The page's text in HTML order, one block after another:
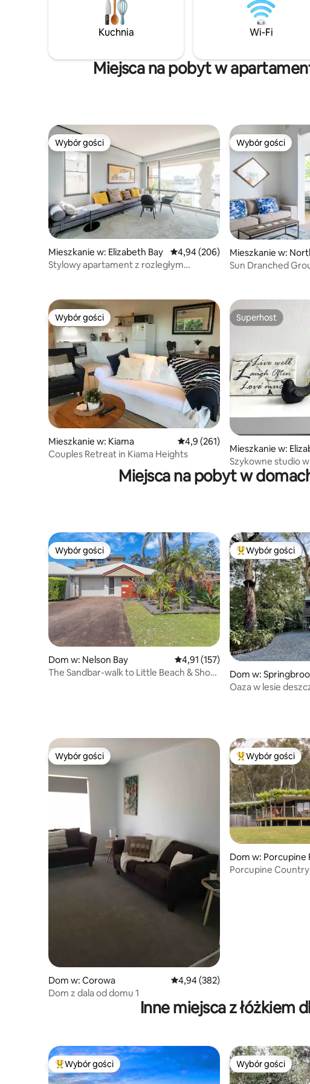
Kuchnia Wi-Fi
Miejsca na pobyt w
Wybór gości
Wybór gości
Mieszkanie w: Elizabeth Bay Średnia ocena: 4,94 na 5, liczba
4,94 (206)
Stylowy apartament z rozległym
Wybór gości
Wybór gości
Mieszkanie w:
Sun Dranched
Wybór gości
Wybór gości
Mieszkanie w: Kiama Średnia ocena: 4,9 na 5, liczba
4,9 (261)
Couples Retreat in Kiama Heights
Superhost
Superhost
Mieszkanie w:
Szykowne studio
klejnot w Sydney
Miejsca na pobyt w
Wybór gości
Wybór gości
Dom w: Nelson Bay Średnia ocena: 4,91 na 5, liczba
4,91 (157)
The Sandbar-walk to Little Beach & Shoal
Wybór gości
Dom w:
Oaza w lesie
Wybór gości
Wybór gości
Dom w: Corowa Średnia ocena: 4,94 na 5, liczba
4,94 (382)
Dom z dala od domu 1
Wybór gości
Dom w: Porcupine
Porcupine
Inne miejsca z łóżkiem
Najpopularniejsze z kategorii Wybór gości
Wybór gości Wybór gości
Wybór gości